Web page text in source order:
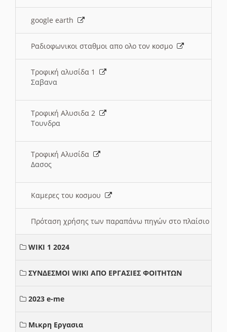
google earth
Ραδιοφωνικοι σταθμοι απο ολο τον κοσμο
Τροφική αλυσίδα 1
Σαβανα
Τροφική Αλυσιδα 2
Τουνδρα
Τροφική Αλυσίδα
Δασος
Καμερες του κοσμου
Πρόταση χρήσης των παραπάνω πηγών στο πλαίσιο
WIKI 1 2024
ΣΥΝΔΕΣΜΟΙ WIKI ΑΠΟ ΕΡΓΑΣΙΕΣ ΦΟΙΤΗΤΩΝ
2023 e-me
Μικρη Εργασια